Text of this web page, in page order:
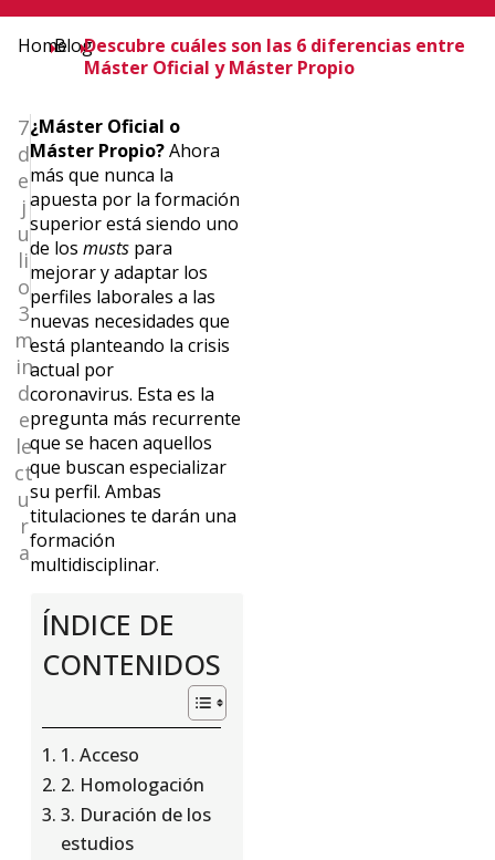
HomeBlogDescubre cuáles son las 6 diferencias entre
Máster Oficial y Máster Propio
7
d
e
j
u
li
o
3
m
in
d
e
le
ct
u
r
a
¿Máster Oficial o
Máster Propio?Ahora
más que nunca la
apuesta por la formación
superior está siendo uno
de losmusts para
mejorar y adaptar los
perfiles laborales a las
nuevas necesidades que
está planteando la crisis
actual por
coronavirus. Esta es la
pregunta más recurrente
que se hacen aquellos
que buscan especializar
su perfil. Ambas
titulaciones te darán una
formación
multidisciplinar.
ÍNDICE DE
CONTENIDOS
1. Acceso
2. Homologación
3. Duración de los
estudios